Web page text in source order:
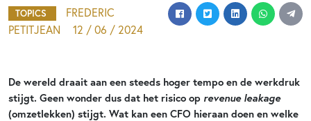
TOPICS
FREDERIC
PETITJEAN
12 / 06 / 2024
De wereld draait aan een steeds hoger tempo en de werkdruk
stijgt. Geen wonder dus dat het risico op revenue leakage
(omzetlekken) stijgt. Wat kan een CFO hieraan doen en welke